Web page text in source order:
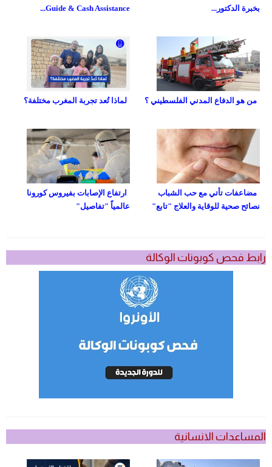
Guide & Cash Assistance...
بخبرة الدكتور...
لماذا تُعد تجربة المغرب مختلفة؟ من هو الدفاع المدني الفلسطيني ؟
ارتفاع الإصابات بفيروس كورونا
عالمياً "تفاصيل"
مضاعفات تأتي مع حب الشباب
نصائح صحية للوقاية والعلاج "تابع"
رابط فحص كوبونات الوكالة
المساعدات الانسانية